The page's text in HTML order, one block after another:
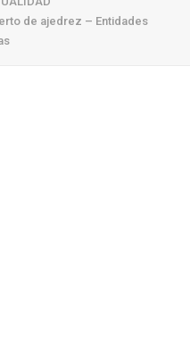
de ajedrez – Entidades